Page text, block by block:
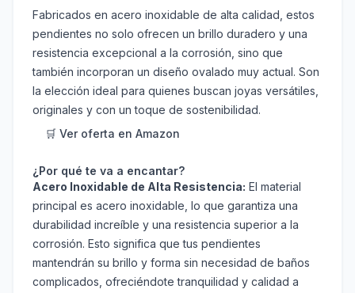
Fabricados en acero inoxidable de alta calidad, estos
pendientes no solo ofrecen un brillo duradero y una
resistencia excepcional a la corrosión, sino que
también incorporan un diseño ovalado muy actual. Son
la elección ideal para quienes buscan joyas versátiles,
originales y con un toque de sostenibilidad.
🛒 Ver oferta en Amazon
¿Por qué te va a encantar?
Acero Inoxidable de Alta Resistencia: El material
principal es acero inoxidable, lo que garantiza una
durabilidad increíble y una resistencia superior a la
corrosión. Esto significa que tus pendientes
mantendrán su brillo y forma sin necesidad de baños
complicados, ofreciéndote tranquilidad y calidad a